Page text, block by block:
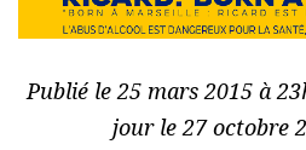
Publié le 25 mars 2015 à
jour le 27 octobre